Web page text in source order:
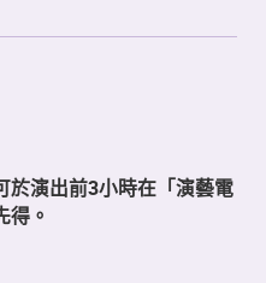
於演出前3小時在「演藝電
得。